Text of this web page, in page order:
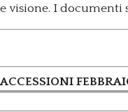
I documenti